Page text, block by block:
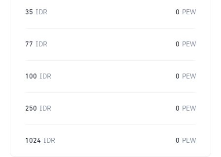
35 IDR 0 PEW
77 IDR 0 PEW
100 IDR 0 PEW
250 IDR 0 PEW
1024 IDR 0 PEW